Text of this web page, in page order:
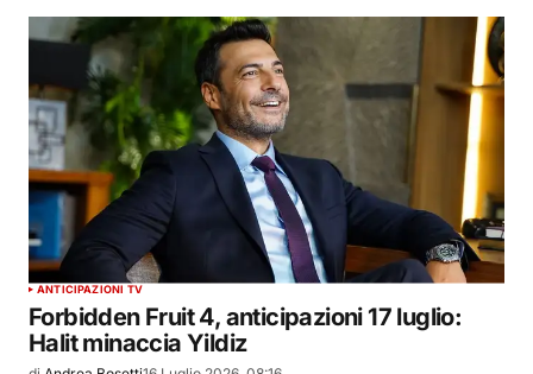
ANTICIPAZIONI TV
Forbidden Fruit 4, anticipazioni 17 luglio:
Halit minaccia Yildiz